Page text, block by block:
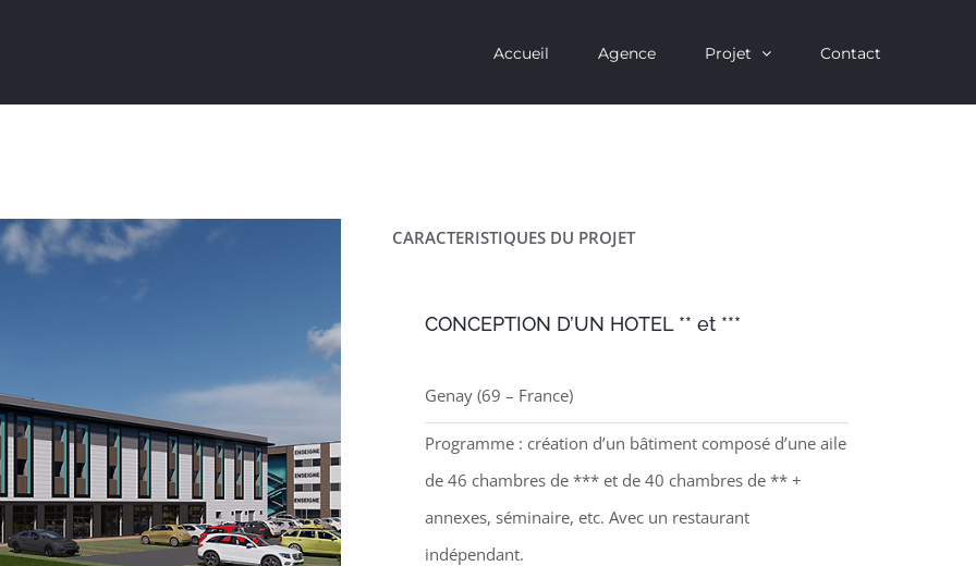
Accueil Agence Projet Contact
CARACTERISTIQUES DU PROJET
CONCEPTION D’UN HOTEL ** et ***
Genay (69 – France)
Programme : création d’un bâtiment composé d’une aile
de 46 chambres de *** et de 40 chambres de ** +
annexes, séminaire, etc. Avec un restaurant
indépendant.